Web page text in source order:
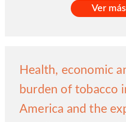
Ver más
Health, economic
burden of tobacco
America and the